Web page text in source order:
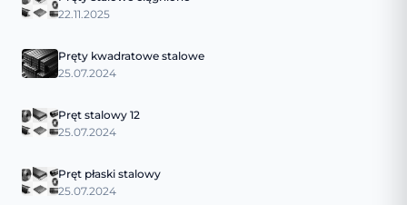
22.11.2025
Pręty kwadratowe stalowe
25.07.2024
Pręt stalowy 12
25.07.2024
Pręt płaski stalowy
25.07.2024